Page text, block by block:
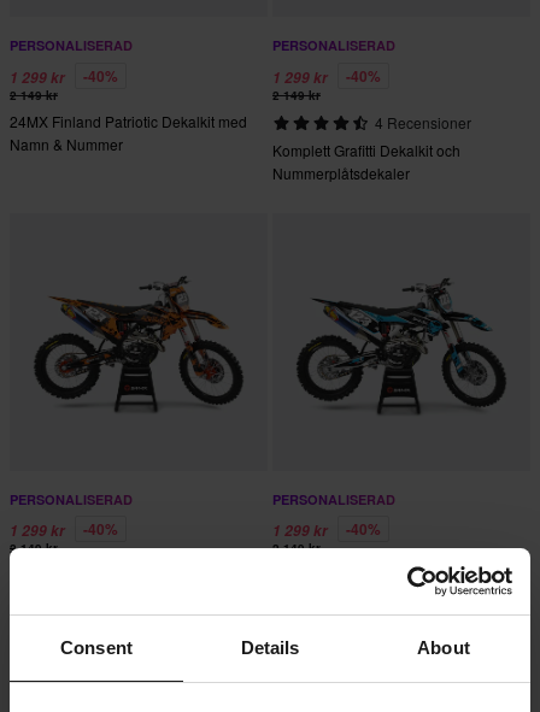
Consent Details About
PERSONALISERAD
1 299 kr -40%
2 149 kr
24MX Finland Patriotic Dekalkit med
Namn & Nummer
PERSONALISERAD
1 299 kr -40%
2 149 kr
4 Recensioner
Komplett Grafitti Dekalkit och
Nummerplåtsdekaler
PERSONALISERAD
1 299 kr -40%
2 149 kr
PERSONALISERAD
1 299 kr -40%
2 149 kr
9 Recensioner
Komplett PRO KIT Dekalkit och